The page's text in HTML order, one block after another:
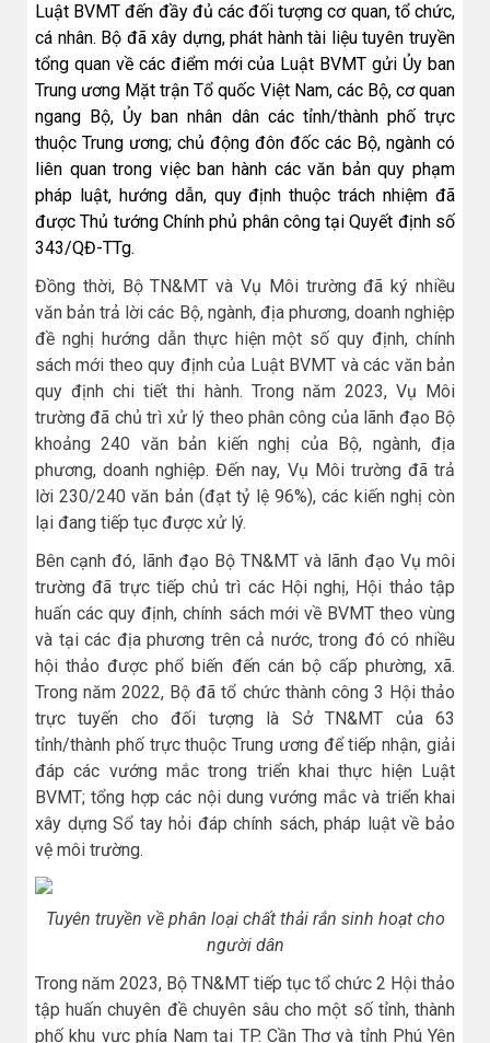
Luật BVMT đến đầy đủ các đối tượng cơ quan, tổ chức,
cá nhân. Bộ đã xây dựng, phát hành tài liệu tuyên truyền
tổng quan về các điểm mới của Luật BVMT gửi Ủy ban
Trung ương Mặt trận Tổ quốc Việt Nam, các Bộ, cơ quan
ngang Bộ, Ủy ban nhân dân các tỉnh/thành phố trực
thuộc Trung ương; chủ động đôn đốc các Bộ, ngành có
liên quan trong việc ban hành các văn bản quy phạm
pháp luật, hướng dẫn, quy định thuộc trách nhiệm đã
được Thủ tướng Chính phủ phân công tại Quyết định số
343/QĐ-TTg.
Đồng thời, Bộ TN&MT và Vụ Môi trường đã ký nhiều
văn bản trả lời các Bộ, ngành, địa phương, doanh nghiệp
đề nghị hướng dẫn thực hiện một số quy định, chính
sách mới theo quy định của Luật BVMT và các văn bản
quy định chi tiết thi hành. Trong năm 2023, Vụ Môi
trường đã chủ trì xử lý theo phân công của lãnh đạo Bộ
khoảng 240 văn bản kiến nghị của Bộ, ngành, địa
phương, doanh nghiệp. Đến nay, Vụ Môi trường đã trả
lời 230/240 văn bản (đạt tỷ lệ 96%), các kiến nghị còn
lại đang tiếp tục được xử lý.
Bên cạnh đó, lãnh đạo Bộ TN&MT và lãnh đạo Vụ môi
trường đã trực tiếp chủ trì các Hội nghị, Hội thảo tập
huấn các quy định, chính sách mới về BVMT theo vùng
và tại các địa phương trên cả nước, trong đó có nhiều
hội thảo được phổ biến đến cán bộ cấp phường, xã.
Trong năm 2022, Bộ đã tổ chức thành công 3 Hội thảo
trực tuyến cho đối tượng là Sở TN&MT của 63
tỉnh/thành phố trực thuộc Trung ương để tiếp nhận, giải
đáp các vướng mắc trong triển khai thực hiện Luật
BVMT; tổng hợp các nội dung vướng mắc và triển khai
xây dựng Sổ tay hỏi đáp chính sách, pháp luật về bảo
vệ môi trường.
Tuyên truyền về phân loại chất thải rắn sinh hoạt cho
người dân
Trong năm 2023, Bộ TN&MT tiếp tục tổ chức 2 Hội thảo
tập huấn chuyên đề chuyên sâu cho một số tỉnh, thành
phố khu vực phía Nam tại TP. Cần Thơ và tỉnh Phú Yên